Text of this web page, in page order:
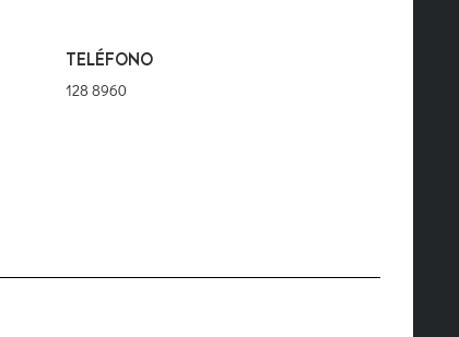
TELÉFONO
128 8960